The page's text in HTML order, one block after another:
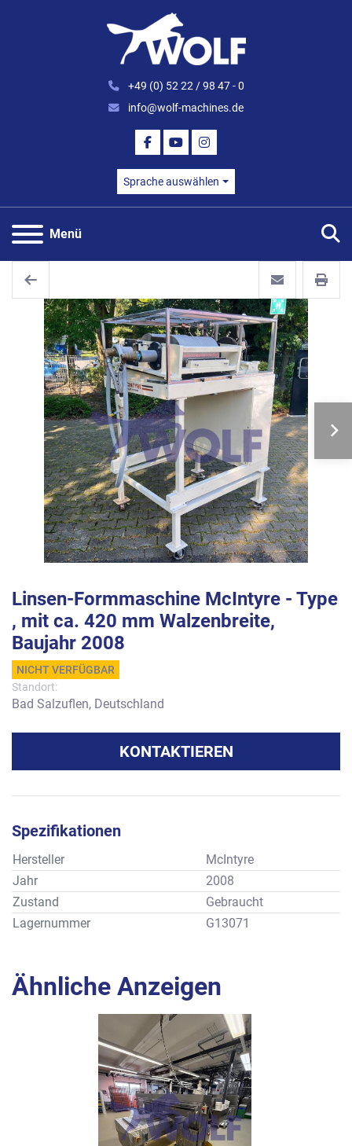
+49 (0) 52 22 / 98 47 - 0
info@wolf-machines.de
FACEBOOK
YOUTUBEINSTAGRAM
Sprache auswählen
Menü
Linsen-Formmaschine McIntyre - Type
, mit ca. 420 mm Walzenbreite,
Baujahr 2008
NICHT VERFÜGBAR
Standort:
Bad Salzuflen, Deutschland
KONTAKTIEREN
Spezifikationen
Hersteller
McIntyre
Jahr
2008
Zustand
Gebraucht
Lagernummer
G13071
Ähnliche Anzeigen